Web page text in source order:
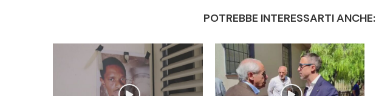
POTREBBE INTERESSARTI ANCHE: